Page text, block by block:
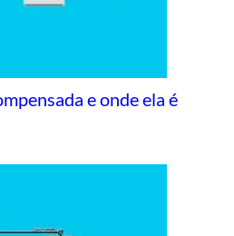
e onde ela é